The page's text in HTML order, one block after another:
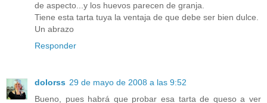
de aspecto...y los huevos parecen de granja.
Tiene esta tarta tuya la ventaja de que debe ser bien dulce.
Un abrazo
Responder
dolorss 29 de mayo de 2008 a las 9:52
Bueno, pues habrá que probar esa tarta de queso a ver